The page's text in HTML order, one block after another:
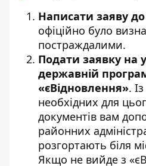
Написати заяву до
офіційно було
постраждалими.
Подати заявку на
державній
«єВідновлення».
необхідних для
документів вам
районних
розгортають біля
Якщо не вийде з